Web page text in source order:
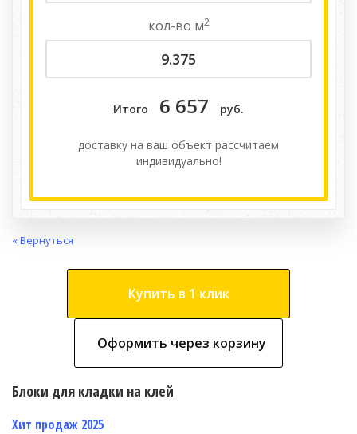
кол-во м2
Итого 6 657 руб.
доставку на ваш объект расcчитаем
индивидуально!
« Вернуться
Купить в 1 клик
Оформить через корзину
Блоки для кладки на клей
Хит продаж 2025